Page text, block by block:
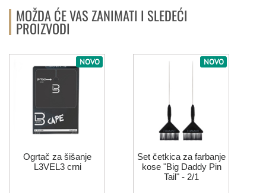
MOŽDA ĆE VAS ZANIMATI I SLEDEĆI
PROIZVODI
NOVO
Ogrtač za šišanje
L3VEL3 crni
NOVO
Set četkica za farbanje
kose "Big Daddy Pin
Tail" - 2/1